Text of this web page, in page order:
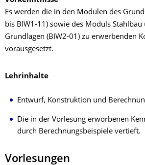
Es werden die in den Modulen des
bis BIW1-11) sowie des Moduls Stahlbau
Grundlagen (BIW2-01) zu erwerbenden
vorausgesetzt.
Lehrinhalte
Entwurf, Konstruktion und
Die in der Vorlesung erworbenen
durch Berechnungsbeispiele vertieft.
Vorlesungen